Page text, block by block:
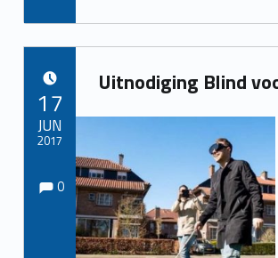
Uitnodiging Blind
17
JUN
2017
Comments:
Comments:
0